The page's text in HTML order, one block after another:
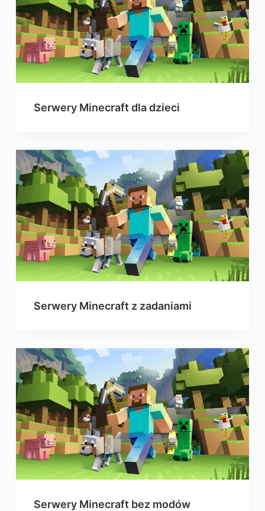
Serwery Minecraft dla dzieci
Serwery Minecraft z zadaniami
Serwery Minecraft bez modów